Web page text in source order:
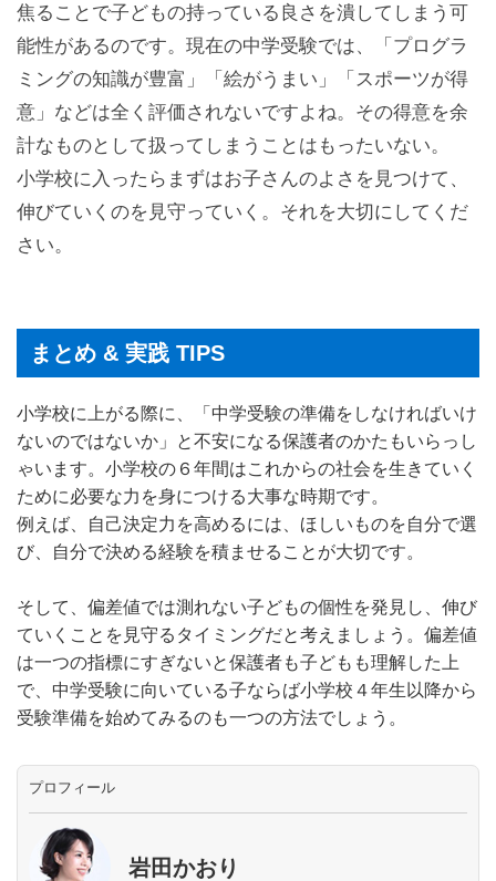
焦ることで子どもの持っている良さを潰してしまう可
能性があるのです。現在の中学受験では、「プログラ
ミングの知識が豊富」「絵がうまい」「スポーツが得
意」などは全く評価されないですよね。その得意を余
計なものとして扱ってしまうことはもったいない。
小学校に入ったらまずはお子さんのよさを見つけて、
伸びていくのを見守っていく。それを大切にしてくだ
さい。
まとめ & 実践 TIPS
小学校に上がる際に、「中学受験の準備をしなければいけ
ないのではないか」と不安になる保護者のかたもいらっし
ゃいます。小学校の６年間はこれからの社会を生きていく
ために必要な力を身につける大事な時期です。
例えば、自己決定力を高めるには、ほしいものを自分で選
び、自分で決める経験を積ませることが大切です。
そして、偏差値では測れない子どもの個性を発見し、伸び
ていくことを見守るタイミングだと考えましょう。偏差値
は一つの指標にすぎないと保護者も子どもも理解した上
で、中学受験に向いている子ならば小学校４年生以降から
受験準備を始めてみるのも一つの方法でしょう。
プロフィール
岩田かおり